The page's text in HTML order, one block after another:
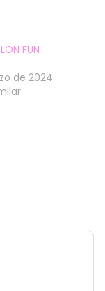
FUN
de 2024